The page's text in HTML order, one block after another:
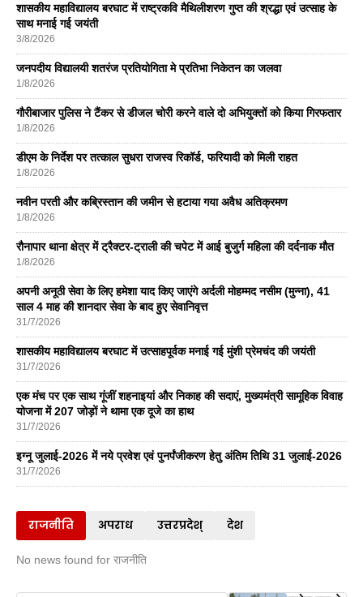
शासकीय महाविद्यालय बरघाट में राष्ट्रकवि मैथिलीशरण गुप्त की श्रद्धा एवं उत्साह के
साथ मनाई गई जयंती
3/8/2026
जनपदीय विद्यालयी शतरंज प्रतियोगिता मे प्रतिभा निकेतन का जलवा
1/8/2026
गौरीबाजार पुलिस ने टैंकर से डीजल चोरी करने वाले दो अभियुक्तों को किया गिरफतार
1/8/2026
डीएम के निर्देश पर तत्काल सुधरा राजस्व रिकॉर्ड, फरियादी को मिली राहत
1/8/2026
नवीन परती और कब्रिस्तान की जमीन से हटाया गया अवैध अतिक्रमण
1/8/2026
रौनापार थाना क्षेत्र में ट्रैक्टर-ट्राली की चपेट में आई बुजुर्ग महिला की दर्दनाक मौत
1/8/2026
अपनी अनूठी सेवा के लिए हमेशा याद किए जाएंगे अर्दली मोहम्मद नसीम (मुन्ना), 41
साल 4 माह की शानदार सेवा के बाद हुए सेवानिवृत्त
31/7/2026
शासकीय महाविद्यालय बरघाट में उत्साहपूर्वक मनाई गई मुंशी प्रेमचंद की जयंती
31/7/2026
एक मंच पर एक साथ गूंजीं शहनाइयां और निकाह की सदाएं, मुख्यमंत्री सामूहिक विवाह
योजना में 207 जोड़ों ने थामा एक दूजे का हाथ
31/7/2026
इग्नू जुलाई-2026 में नये प्रवेश एवं पुनर्पंजीकरण हेतु अंतिम तिथि 31 जुलाई-2026
31/7/2026
राजनीति अपराध उत्तरप्रदेश् देश
No news found for राजनीति